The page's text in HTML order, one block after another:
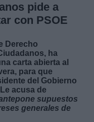
pide a
con PSOE
Derecho
ha
carta abierta al
para que
del Gobierno
acusa de
supuestos
generales de